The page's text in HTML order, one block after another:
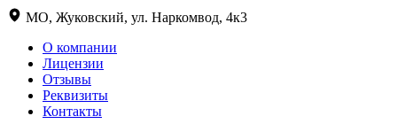
МО, Жуковский, ул. Наркомвод, 4к3
О компании
Лицензии
Отзывы
Реквизиты
Контакты